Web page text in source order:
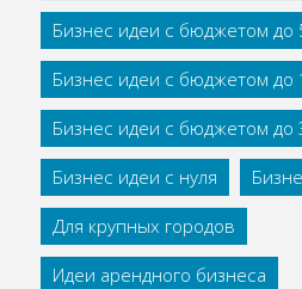
Бизнес идеи с бюджетом до
Бизнес идеи с бюджетом до
Бизнес идеи с бюджетом до
Бизнес идеи с нуля
Для крупных городов
Идеи арендного бизнеса